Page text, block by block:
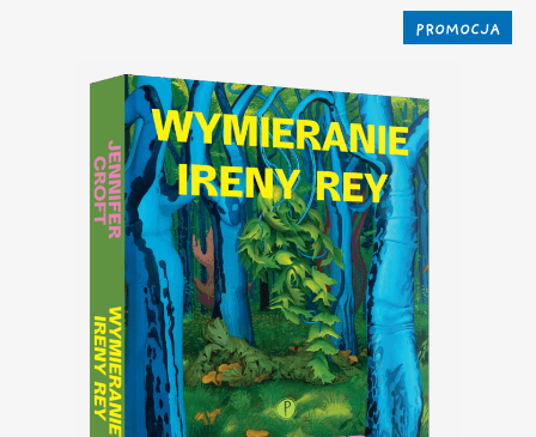
PROMOCJA